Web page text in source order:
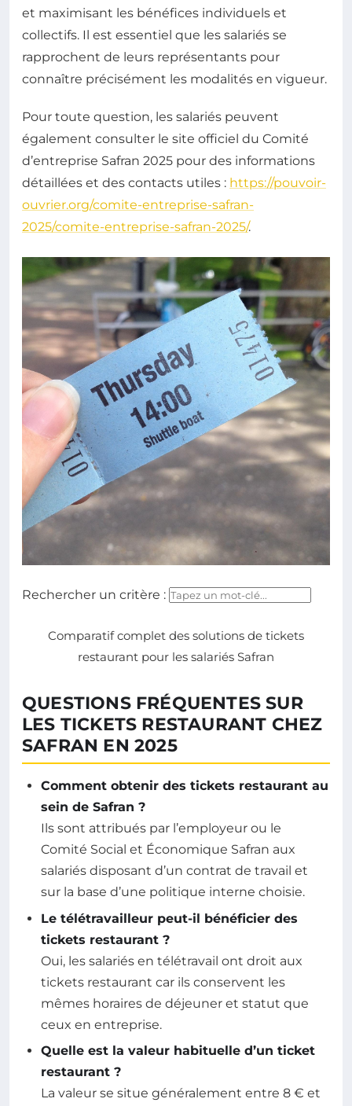
et maximisant les bénéfices individuels et
collectifs. Il est essentiel que les salariés se
rapprochent de leurs représentants pour
connaître précisément les modalités en vigueur.
Pour toute question, les salariés peuvent
également consulter le site officiel du Comité
d’entreprise Safran 2025 pour des informations
détaillées et des contacts utiles : https://pouvoir-
ouvrier.org/comite-entreprise-safran-
2025/comite-entreprise-safran-2025/.
Rechercher un critère :
Comparatif complet des solutions de tickets
restaurant pour les salariés Safran
QUESTIONS FRÉQUENTES SUR
LES TICKETS RESTAURANT CHEZ
SAFRAN EN 2025
Comment obtenir des tickets restaurant au
sein de Safran ?
Ils sont attribués par l’employeur ou le
Comité Social et Économique Safran aux
salariés disposant d’un contrat de travail et
sur la base d’une politique interne choisie.
Le télétravailleur peut-il bénéficier des
tickets restaurant ?
Oui, les salariés en télétravail ont droit aux
tickets restaurant car ils conservent les
mêmes horaires de déjeuner et statut que
ceux en entreprise.
Quelle est la valeur habituelle d’un ticket
restaurant ?
La valeur se situe généralement entre 8 € et